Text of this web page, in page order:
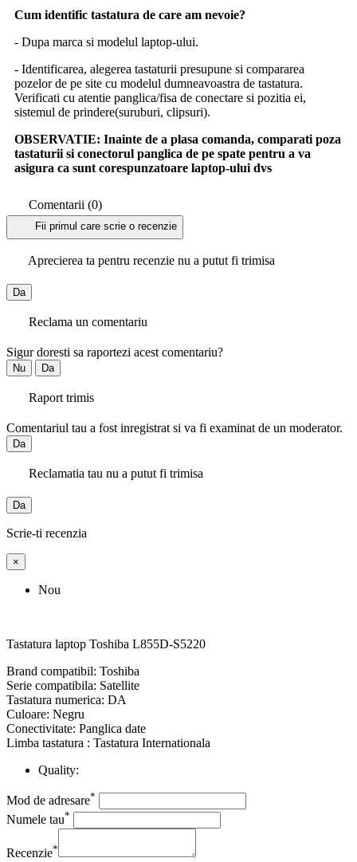
Cum identific tastatura de care am nevoie?
- Dupa marca si modelul laptop-ului.
- Identificarea, alegerea tastaturii presupune si compararea
pozelor de pe site cu modelul dumneavoastra de tastatura.
Verificati cu atentie panglica/fisa de conectare si pozitia ei,
sistemul de prindere(suruburi, clipsuri).
OBSERVATIE: Inainte de a plasa comanda, comparati poza
tastaturii si conectorul panglica de pe spate pentru a va
asigura ca sunt corespunzatoare laptop-ului dvs
Comentarii (0)
Fii primul care scrie o recenzie
Aprecierea ta pentru recenzie nu a putut fi trimisa
Da
Reclama un comentariu
Sigur doresti sa raportezi acest comentariu?
Nu Da
Raport trimis
Comentariul tau a fost inregistrat si va fi examinat de un moderator.
Da
Reclamatia tau nu a putut fi trimisa
Da
Scrie-ti recenzia
×
Nou
Tastatura laptop Toshiba L855D-S5220
Brand compatibil: Toshiba
Serie compatibila: Satellite
Tastatura numerica: DA
Culoare: Negru
Conectivitate: Panglica date
Limba tastatura : Tastatura Internationala
Quality:
Mod de adresare*
Numele tau*
Recenzie*